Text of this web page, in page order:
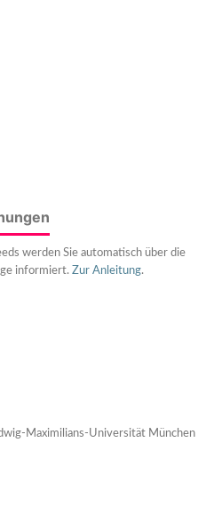
werden Sie automatisch über die
informiert. Zur Anleitung.
Maximilians-Universität München